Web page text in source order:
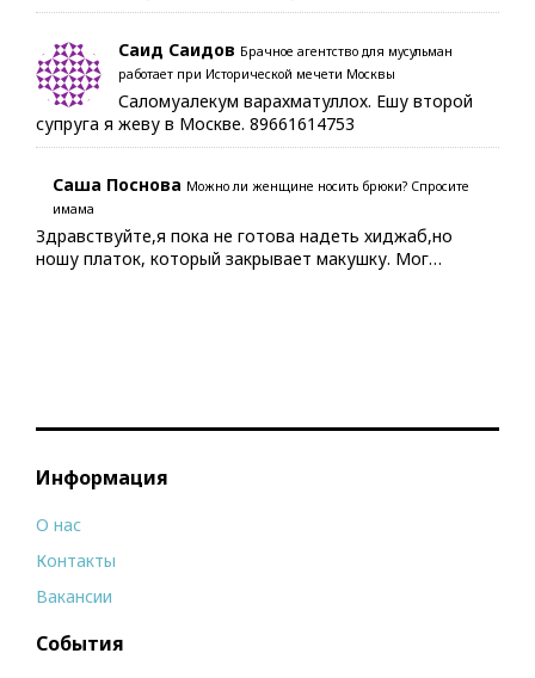
Саид Саидов Брачное агентство для мусульман
работает при Исторической мечети Москвы
Саломуалекум варахматуллох. Ешу второй
супруга я жеву в Москве. 89661614753
Саша Поснова Можно ли женщине носить брюки? Спросите
имама
Здравствуйте,я пока не готова надеть хиджаб,но
ношу платок, который закрывает макушку. Мог…
Информация
О нас
Контакты
Вакансии
События